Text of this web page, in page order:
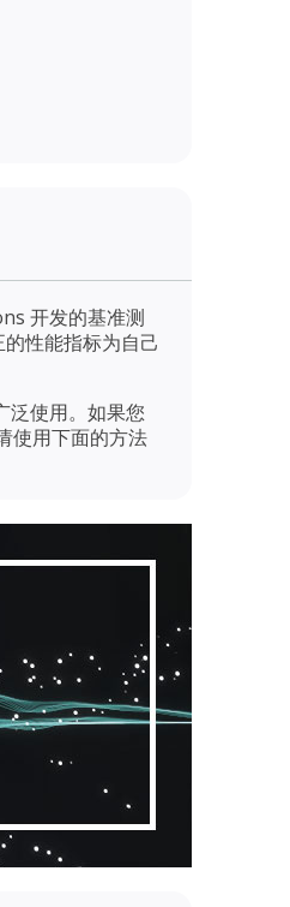
开发的基准测
性能指标为自己
泛使用。如果您
使用下面的方法